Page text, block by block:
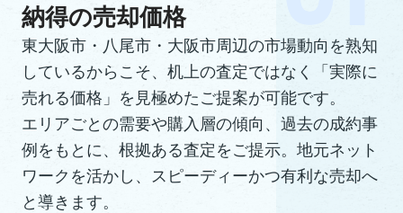
納得の売却価格
東大阪市・八尾市・大阪市周辺の市場動向を熟知
しているからこそ、机上の査定ではなく「実際に
売れる価格」を見極めたご提案が可能です。
エリアごとの需要や購入層の傾向、過去の成約事
例をもとに、根拠ある査定をご提示。地元ネット
ワークを活かし、スピーディーかつ有利な売却へ
と導きます。